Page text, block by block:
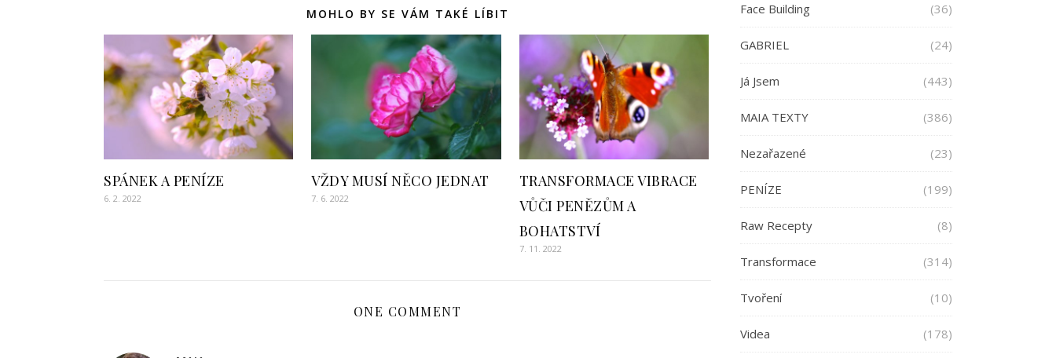
MOHLO BY SE VÁM TAKÉ LÍBIT
SPÁNEK A PENÍZE
6. 2. 2022
VŽDY MUSÍ NĚCO JEDNAT
7. 6. 2022
TRANSFORMACE VIBRACE
VŮČI PENĚZŮM A
BOHATSTVÍ
7. 11. 2022
ONE COMMENT
Face Building (36)
GABRIEL (24)
Já Jsem (443)
MAIA TEXTY (386)
Nezařazené (23)
PENÍZE (199)
Raw Recepty (8)
Transformace (314)
Tvoření (10)
Videa (178)